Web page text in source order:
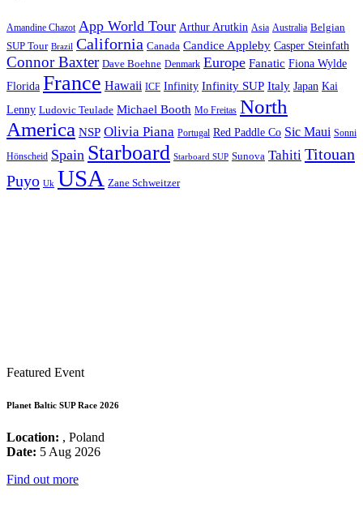
Amandine Chazot App World Tour Arthur Arutkin Asia Australia Belgian
SUP Tour Brazil California Canada Candice Appleby Casper Steinfath
Connor Baxter Dave Boehne Denmark Europe Fanatic Fiona Wylde
Florida France Hawaii ICF Infinity Infinity SUP Italy Japan Kai
Lenny Ludovic Teulade Michael Booth Mo Freitas North
America NSP Olivia Piana Portugal Red Paddle Co Sic Maui Sonni
Hönscheid Spain Starboard Starboard SUP Sunova Tahiti Titouan
Puyo Uk USA Zane Schweitzer
Featured Event
Planet Baltic SUP Race 2026
Location: , Poland
Date: 5 Aug 2026
Find out more